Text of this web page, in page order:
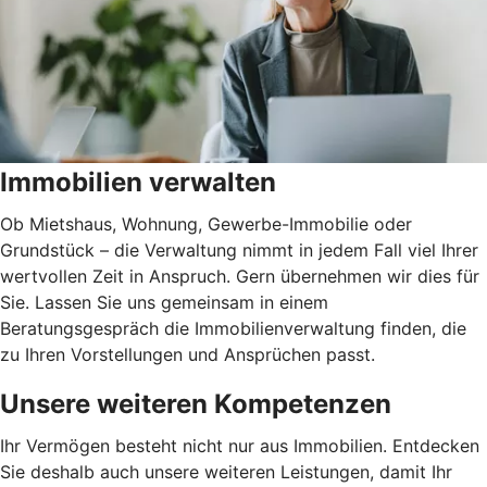
Immobilien verwalten
Ob Mietshaus, Wohnung, Gewerbe-Immobilie oder
Grundstück – die Verwaltung nimmt in jedem Fall viel Ihrer
wertvollen Zeit in Anspruch. Gern übernehmen wir dies für
Sie. Lassen Sie uns gemeinsam in einem
Beratungsgespräch die Immobilienverwaltung finden, die
zu Ihren Vorstellungen und Ansprüchen passt.
Unsere weiteren Kompetenzen
Ihr Vermögen besteht nicht nur aus Immobilien. Entdecken
Sie deshalb auch unsere weiteren Leistungen, damit Ihr